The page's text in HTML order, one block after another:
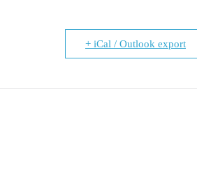
+ iCal / Outlook export